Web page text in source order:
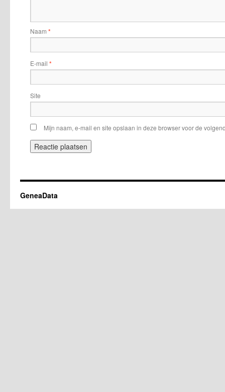
Naam *
E-mail *
Site
Mijn naam, e-mail en site opslaan in deze browser voor de
GeneaData